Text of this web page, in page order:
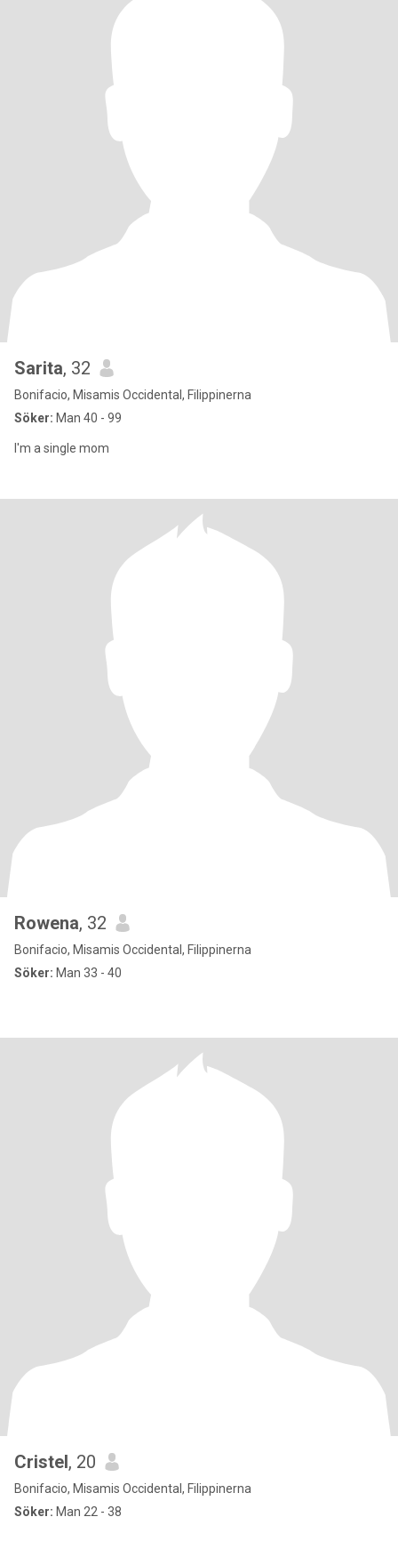
Sarita, 32
Bonifacio, Misamis Occidental, Filippinerna
Söker: Man 40 - 99
I'm a single mom
Rowena, 32
Bonifacio, Misamis Occidental, Filippinerna
Söker: Man 33 - 40
Cristel, 20
Bonifacio, Misamis Occidental, Filippinerna
Söker: Man 22 - 38